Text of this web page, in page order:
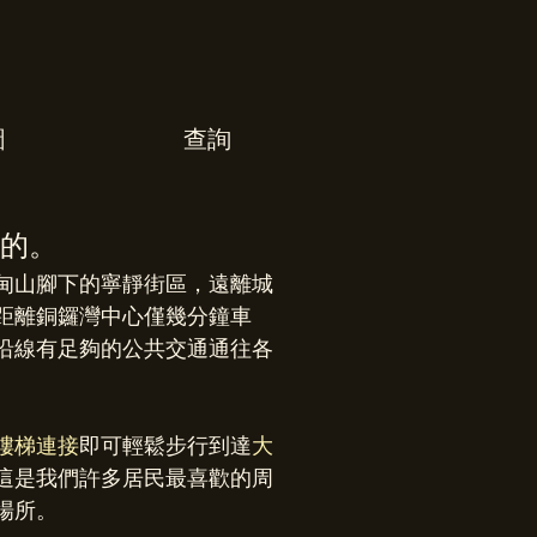
。
山腳下的寧靜街區，遠離城
離銅鑼灣中心僅幾分鐘車
線有足夠的公共交通通往各
梯連接即可輕鬆步行到達大
是我們許多居民最喜歡的周
所。
查詢